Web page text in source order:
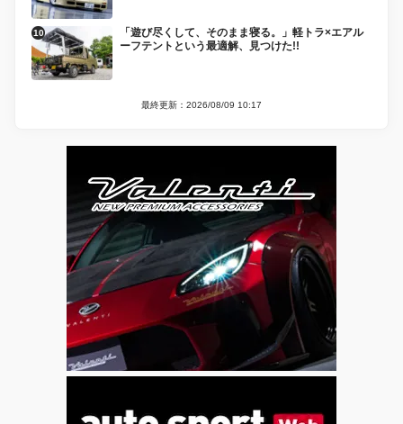
「遊び尽くして、そのまま寝る。」軽トラ×エアル
ーフテントという最適解、見つけた!!
最終更新：2026/08/09 10:17